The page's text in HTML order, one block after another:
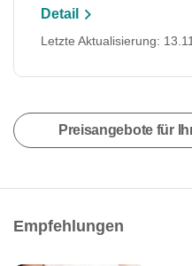
Detail
Letzte Aktualisierung:
Preisangebote für
Empfehlungen